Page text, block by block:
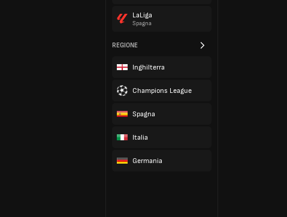
LaLiga
Spagna
REGIONE
Inghilterra
Champions League
Spagna
Italia
Germania